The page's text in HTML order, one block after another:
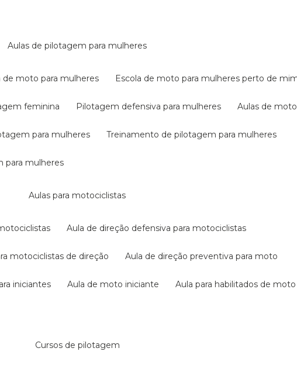
aulas de pilotagem para mulheres
de moto para mulheres escola de moto para mulheres perto de
feminina pilotagem defensiva para mulheres aulas de
para mulheres treinamento de pilotagem para mulheres
para mulheres
aulas para motociclistas
aula de direção defensiva para motociclistas
motociclistas de direção aula de direção preventiva para moto
iniciantes aula de moto iniciante aula para habilitados de moto
cursos de pilotagem